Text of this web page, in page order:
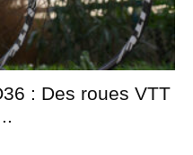
: Des roues VTT